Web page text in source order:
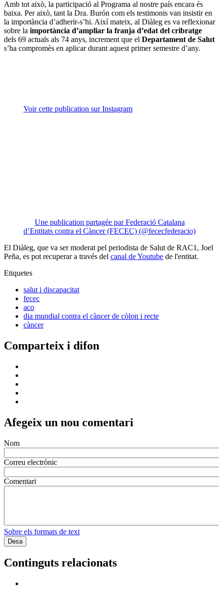
Amb tot això, la participació al Programa al nostre país encara és
baixa. Per això, tant la Dra. Burón com els testimonis van insistir en
la importància d’adherir-s’hi. Així mateix, al Diàleg es va reflexionar
sobre la importància d’ampliar la franja d’edat del cribratge
dels 69 actuals als 74 anys, increment que el Departament de Salut
s’ha compromès en aplicar durant aquest primer semestre d’any.
Voir cette publication sur Instagram
Une publication partagée par Federació Catalana
d’Entitats contra el Càncer (FECEC) (@fececfederacio)
El Diàleg, que va ser moderat pel periodista de Salut de RAC1, Joel
Peña, es pot recuperar a través del canal de Youtube de l'entitat.
Etiquetes
salut i discapacitat
fecec
aco
dia mundial contra el càncer de còlon i recte
càncer
Comparteix i difon
Afegeix un nou comentari
Nom
Correu electrònic
Comentari
Sobre els formats de text
Continguts relacionats